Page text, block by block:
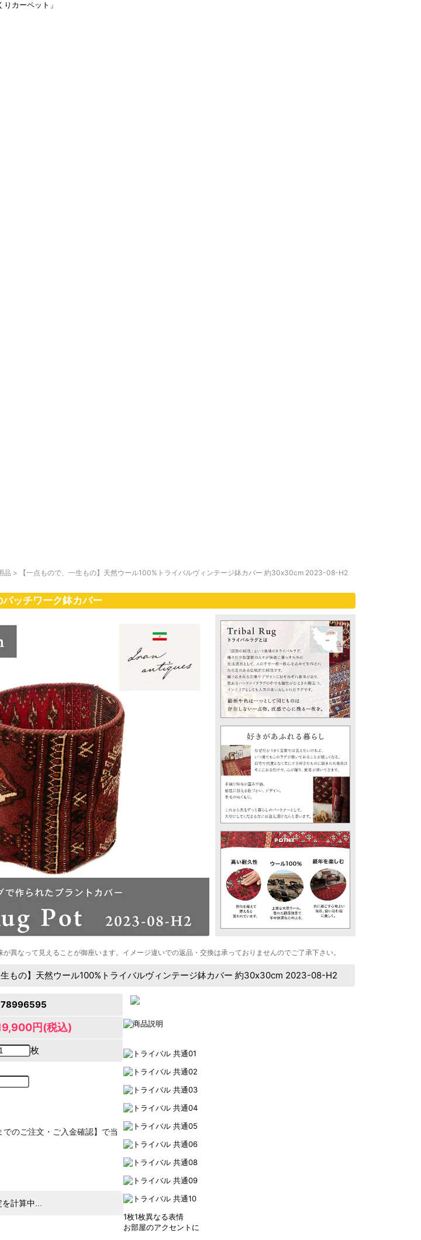
カーペット」
品 > 【一点もので、一生もの】天然ウール100%トライバルヴィンテージ鉢カバー 約30x30cm 2023-08-H2
ッチワーク鉢カバー
異なって見えることが御座います。イメージ違いでの返品・交換は承っておりませんのでご了承下さい。
生もの】天然ウール100%トライバルヴィンテージ鉢カバー 約30x30cm 2023-08-H2
円(税込)
枚
でのご注文・ご入金確認】で当
計算中...
1枚1枚異なる表情
お部屋のアクセントに